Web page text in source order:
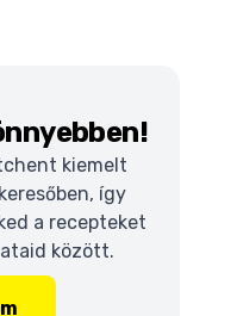
kiemelt
így
a recepteket
között.